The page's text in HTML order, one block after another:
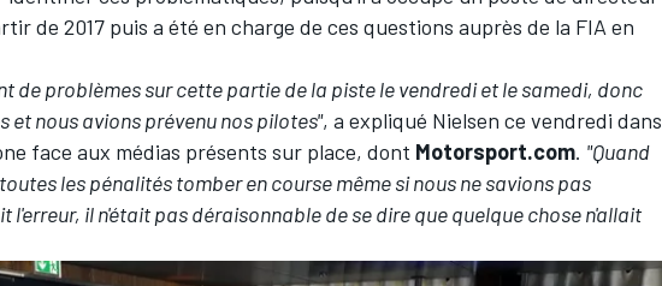
de 2017 puis a été en charge de ces questions auprès de la FIA en
de problèmes sur cette partie de la piste le vendredi et le samedi, donc
et nous avions prévenu nos pilotes", a expliqué Nielsen ce vendredi dans
face aux médias présents sur place, dont Motorsport.com. "Quand
les pénalités tomber en course même si nous ne savions pas
l'erreur, il n'était pas déraisonnable de se dire que quelque chose n'allait